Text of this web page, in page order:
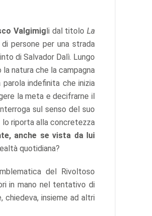
Valgimigli dal titoloLa
persone per una strada
di Salvador Dalì. Lungo
natura che la campagna
indefinita che inizia
la meta e decifrarne il
sul senso del suo
lo riporta alla concretezza
anche se vista da lui
quotidiana?
del Rivoltoso
in mano nel tentativo di
chiedeva, insieme ad altri